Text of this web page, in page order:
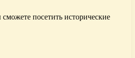
посетить исторические